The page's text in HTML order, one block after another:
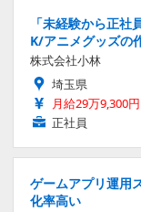
「未経験から正
K/アニメグッズの
株式会社小林
埼玉県
月給29万9,300
正社員
ゲームアプリ運用
化率高い